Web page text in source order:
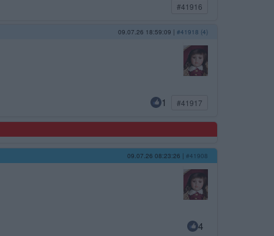
#41916
09.07.26 18:59:09 | #41918 (4)
1 #41917
09.07.26 08:23:26 | #41908
4